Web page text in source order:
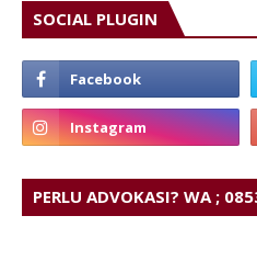
SOCIAL PLUGIN
PERLU ADVOKASI? WA ;